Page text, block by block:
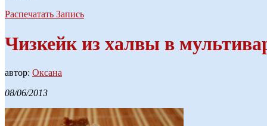
Распечатать Запись
Чизкейк из халвы в
автор: Оксана
08/06/2013